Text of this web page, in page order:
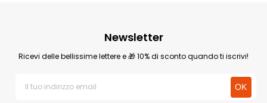
Newsletter
Ricevi delle bellissime lettere e 🎁 10% di sconto quando ti iscrivi!